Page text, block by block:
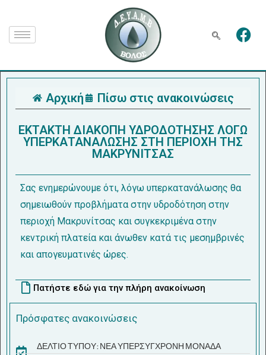
Αρχική Πίσω στις ανακοινώσεις
ΕΚΤΑΚΤΗ ΔΙΑΚΟΠΗ ΥΔΡΟΔΟΤΗΣΗΣ ΛΟΓΩ
ΥΠΕΡΚΑΤΑΝΑΛΩΣΗΣ ΣΤΗ ΠΕΡΙΟΧΗ ΤΗΣ
ΜΑΚΡΥΝΙΤΣΑΣ
Σας ενημερώνουμε ότι, λόγω υπερκατανάλωσης θα
σημειωθούν προβλήματα στην υδροδότηση στην
περιοχή Μακρυνίτσας και συγκεκριμένα στην
κεντρική πλατεία και άνωθεν κατά τις μεσημβρινές
και απογευματινές ώρες.
Πατήστε εδώ για την πλήρη ανακοίνωση
Πρόσφατες ανακοινώσεις
ΔΕΛΤΙΟ ΤΥΠΟΥ: ΝΕΑ ΥΠΕΡΣΥΓΧΡΟΝΗ ΜΟΝΑΔΑ